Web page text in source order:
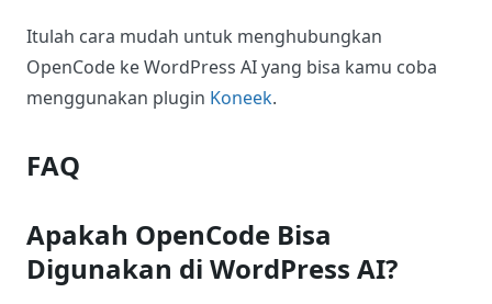
Itulah cara mudah untuk menghubungkan
OpenCode ke WordPress AI yang bisa kamu coba
menggunakan plugin Koneek.
FAQ
Apakah OpenCode Bisa
Digunakan di WordPress AI?